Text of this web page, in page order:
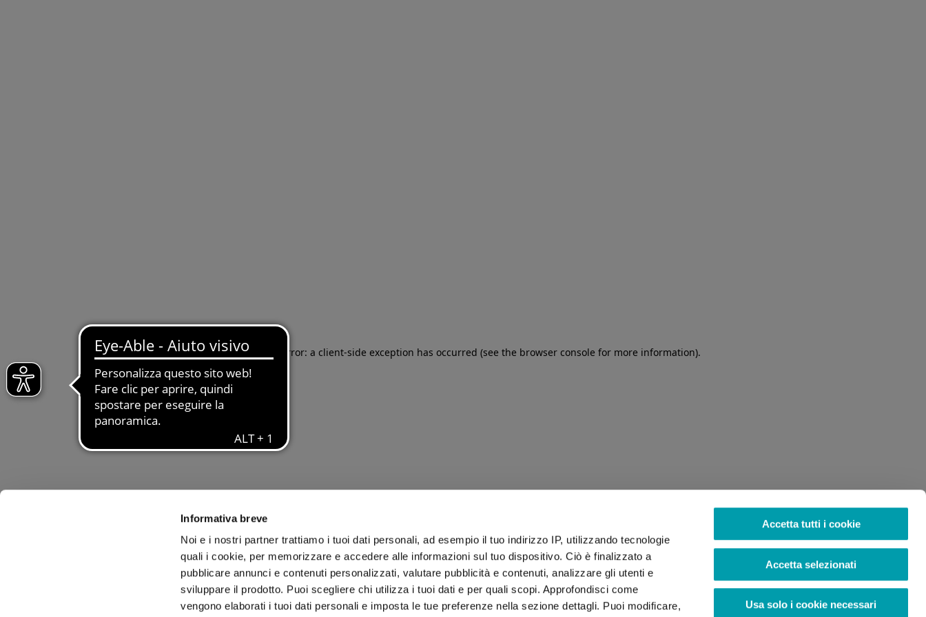
Informativa breve
Noi e i nostri partner trattiamo i tuoi dati personali, ad esempio il tuo indirizzo IP, utilizzando tecnologie
quali i cookie, per memorizzare e accedere alle informazioni sul tuo dispositivo. Ciò è finalizzato a
pubblicare annunci e contenuti personalizzati, valutare pubblicità e contenuti, analizzare gli utenti e
sviluppare il prodotto. Puoi scegliere chi utilizza i tuoi dati e per quali scopi. Approfondisci come
vengono elaborati i tuoi dati personali e imposta le tue preferenze nella sezione dettagli. Puoi modificare,
Accetta tutti i cookie
Accetta selezionati
Usa solo i cookie necessari
Application error: a client-side exception has occurred (see the browser console for more information).